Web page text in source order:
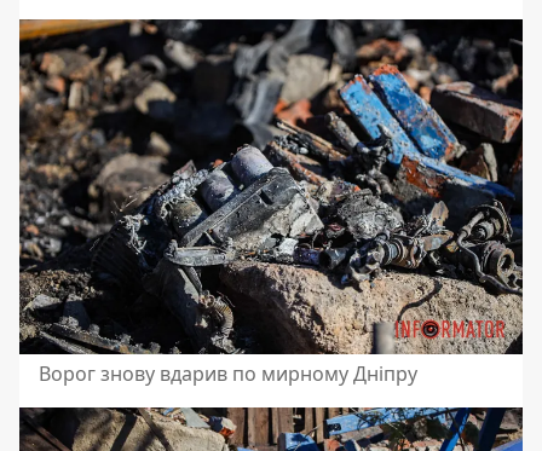
Ворог знову вдарив по мирному Дніпру